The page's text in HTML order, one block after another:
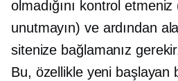
olmadığını kontrol etmeniz
unutmayın) ve ardından
sitenize bağlamanız
Bu, özellikle yeni başlayan